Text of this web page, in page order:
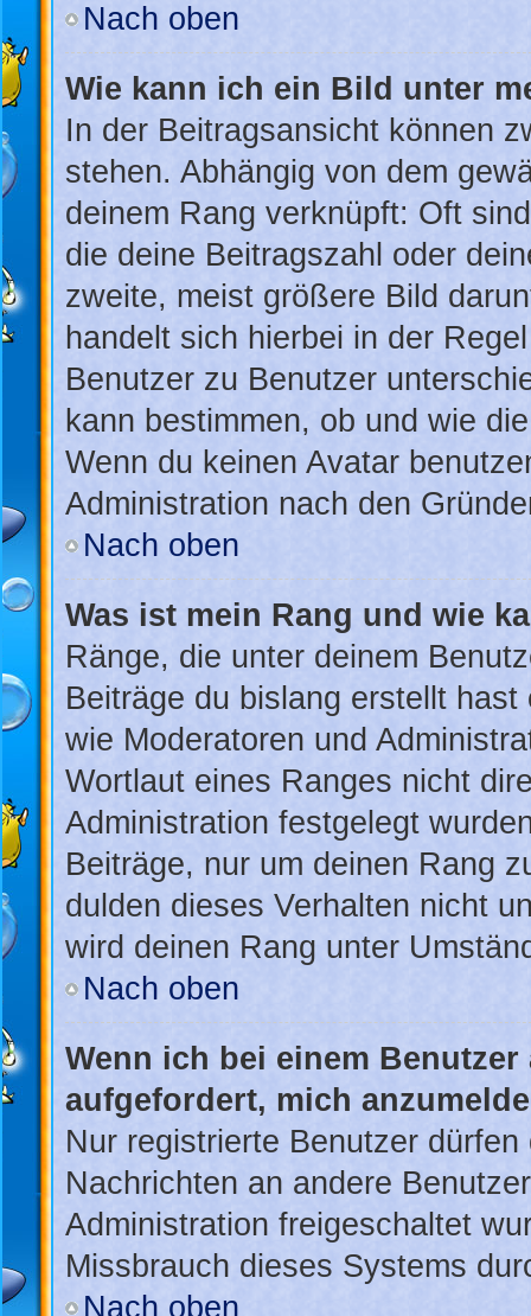
Nach oben
Wie kann ich ein Bild unter
In der Beitragsansicht können
stehen. Abhängig von dem
deinem Rang verknüpft: Oft
die deine Beitragszahl oder
zweite, meist größere Bild
handelt sich hierbei in der
Benutzer zu Benutzer
kann bestimmen, ob und wie
Wenn du keinen Avatar
Administration nach den
Nach oben
Was ist mein Rang und wie
Ränge, die unter deinem
Beiträge du bislang erstellt
wie Moderatoren und
Wortlaut eines Ranges nicht
Administration festgelegt
Beiträge, nur um deinen Rang
dulden dieses Verhalten nicht
wird deinen Rang unter
Nach oben
Wenn ich bei einem
aufgefordert, mich
Nur registrierte Benutzer
Nachrichten an andere
Administration freigeschaltet
Missbrauch dieses Systems
Nach oben